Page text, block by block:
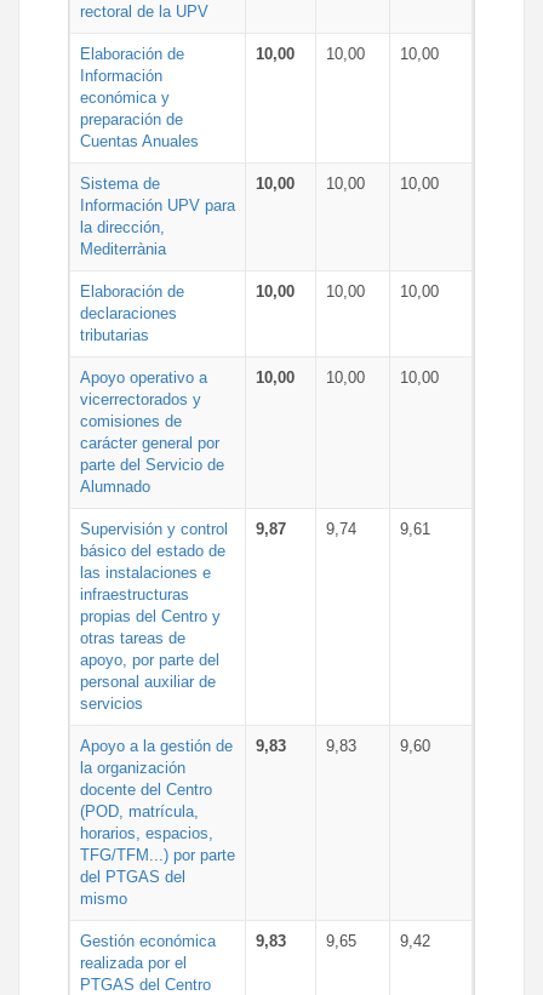
rectoral de la UPV
Elaboración de
Información
económica y
preparación de
Cuentas Anuales
10,00 10,00 10,00
Sistema de
Información UPV para
la dirección,
Mediterrània
10,00 10,00 10,00
Elaboración de
declaraciones
tributarias
10,00 10,00 10,00
Apoyo operativo a
vicerrectorados y
comisiones de
carácter general por
parte del Servicio de
Alumnado
10,00 10,00 10,00
Supervisión y control
básico del estado de
las instalaciones e
infraestructuras
propias del Centro y
otras tareas de
apoyo, por parte del
personal auxiliar de
servicios
9,87 9,74 9,61
Apoyo a la gestión de
la organización
docente del Centro
(POD, matrícula,
horarios, espacios,
TFG/TFM...) por parte
del PTGAS del
mismo
9,83 9,83 9,60
Gestión económica
realizada por el
PTGAS del Centro
9,83 9,65 9,42